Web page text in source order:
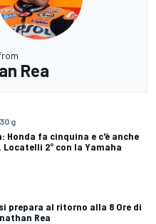
Rea
30 g
Honda fa cinquina e c'è anche
Locatelli 2° con la Yamaha
prepara al ritorno alla 8 Ore di
Rea